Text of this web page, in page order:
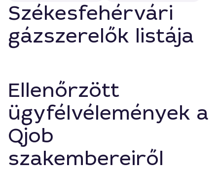
Székesfehérvári
gázszerelők listája
Ellenőrzött
ügyfélvélemények a
Qjob
szakembereiről